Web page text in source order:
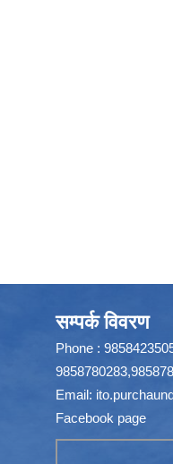
सम्पर्क विवरण
Phone :
Email:
Facebook page